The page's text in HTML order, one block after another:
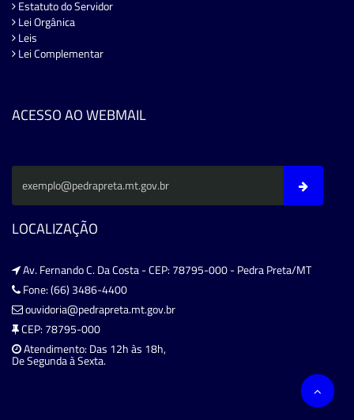
Estatuto do Servidor
Lei Orgânica
Leis
Lei Complementar
ACESSO AO WEBMAIL
LOCALIZAÇÃO
Av. Fernando C. Da Costa - CEP: 78795-000 - Pedra Preta/MT
Fone: (66) 3486-4400
ouvidoria@pedrapreta.mt.gov.br
CEP: 78795-000
Atendimento: Das 12h às 18h,
De Segunda à Sexta.